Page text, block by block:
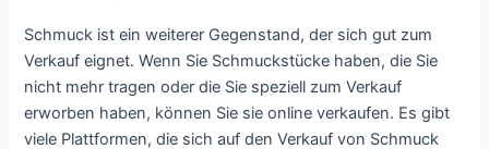
Schmuck ist ein weiterer Gegenstand, der sich gut zum
Verkauf eignet. Wenn Sie Schmuckstücke haben, die Sie
nicht mehr tragen oder die Sie speziell zum Verkauf
erworben haben, können Sie sie online verkaufen. Es gibt
viele Plattformen, die sich auf den Verkauf von Schmuck